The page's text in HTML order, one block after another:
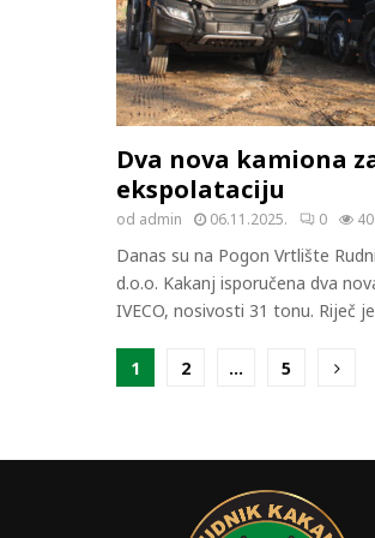
Dva nova kamiona
ekspolataciju
od admin 06.11.2025. 0
Danas su na Pogon Vrtlište
d.o.o. Kakanj isporučena dva
IVECO, nosivosti 31 tonu. Riječ
Posts
1 2 … 5